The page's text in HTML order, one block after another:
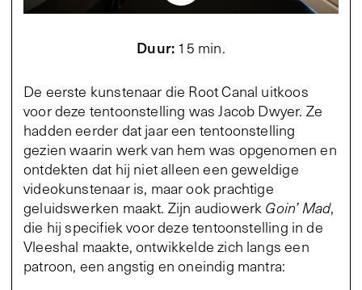
Duur: 15 min.
De eerste kunstenaar die Root Canal uitkoos
voor deze tentoonstelling was Jacob Dwyer. Ze
hadden eerder dat jaar een tentoonstelling
gezien waarin werk van hem was opgenomen en
ontdekten dat hij niet alleen een geweldige
videokunstenaar is, maar ook prachtige
geluidswerken maakt. Zijn audiowerk Goin’ Mad,
die hij specifiek voor deze tentoonstelling in de
Vleeshal maakte, ontwikkelde zich langs een
patroon, een angstig en oneindig mantra: